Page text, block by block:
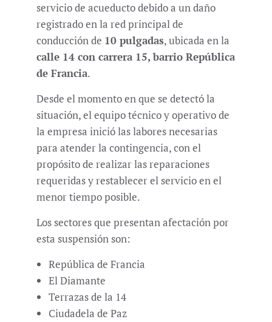
servicio de acueducto debido a un daño
registrado en la red principal de
conducción de 10 pulgadas, ubicada en la
calle 14 con carrera 15, barrio República
de Francia.
Desde el momento en que se detectó la
situación, el equipo técnico y operativo de
la empresa inició las labores necesarias
para atender la contingencia, con el
propósito de realizar las reparaciones
requeridas y restablecer el servicio en el
menor tiempo posible.
Los sectores que presentan afectación por
esta suspensión son:
República de Francia
El Diamante
Terrazas de la 14
Ciudadela de Paz